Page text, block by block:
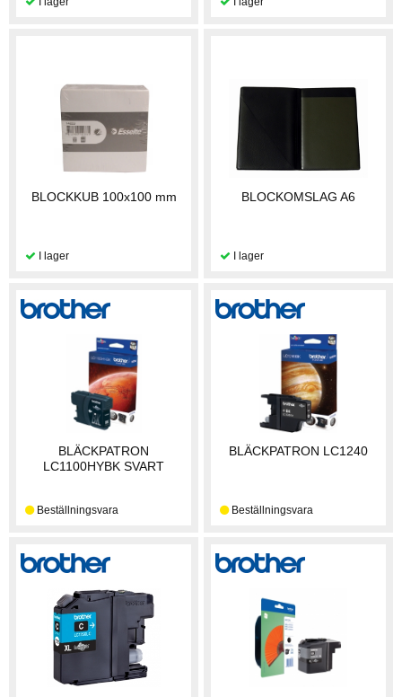
BLOCKKUB 100x100 mm BLOCKOMSLAG A6
BLÄCKPATRON
LC1100HYBK SVART
BLÄCKPATRON LC1240